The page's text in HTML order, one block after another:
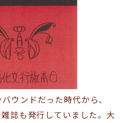
ウンドだった時代から、
誌も発行していました。大